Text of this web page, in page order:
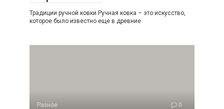
Традиции ручной ковки Ручная ковка – это искусство,
которое было известно еще в древние
Разное 0